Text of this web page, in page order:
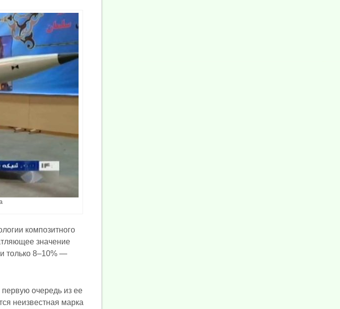
композитного
значение
и только 8–10% —
очередь из ее
неизвестная марка